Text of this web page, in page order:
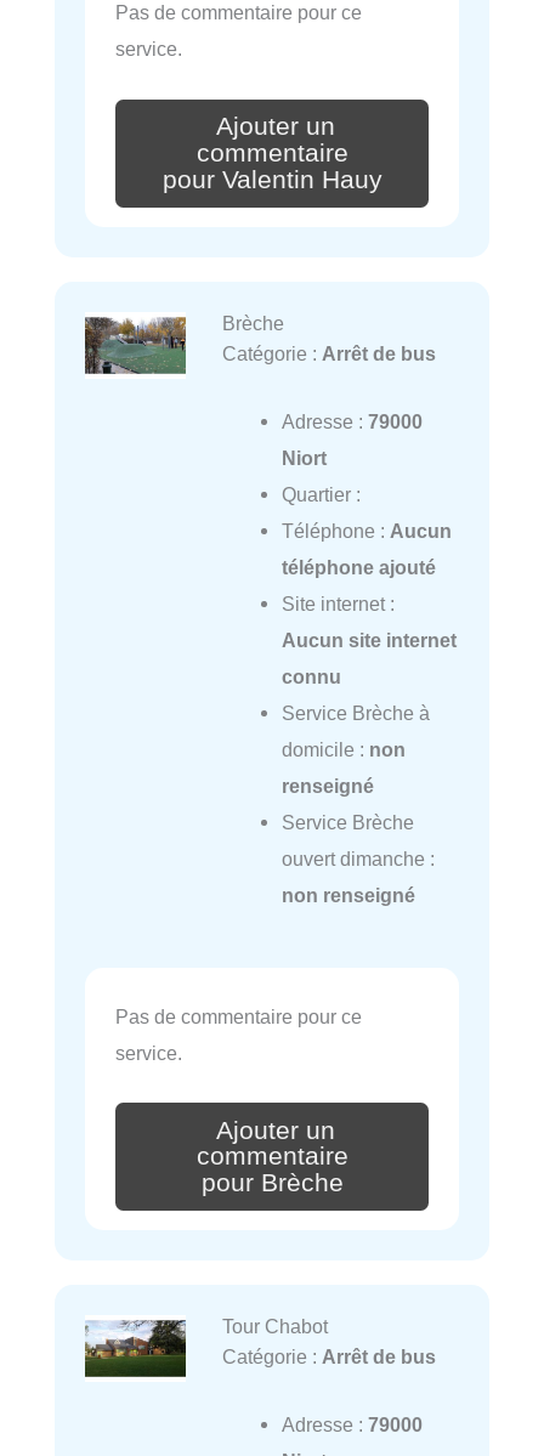
Pas de commentaire pour ce
service.
Ajouter un
commentaire
pour Valentin Hauy
Brèche
Catégorie : Arrêt de bus
Adresse : 79000
Niort
Quartier :
Téléphone : Aucun
téléphone ajouté
Site internet :
Aucun site internet
connu
Service Brèche à
domicile : non
renseigné
Service Brèche
ouvert dimanche :
non renseigné
Pas de commentaire pour ce
service.
Ajouter un
commentaire
pour Brèche
Tour Chabot
Catégorie : Arrêt de bus
Adresse : 79000